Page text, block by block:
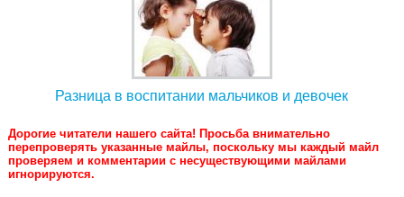
Разница в воспитании мальчиков и девочек
Дорогие читатели нашего сайта! Просьба внимательно
перепроверять указанные майлы, поскольку мы каждый майл
проверяем и комментарии с несуществующими майлами
игнорируются.